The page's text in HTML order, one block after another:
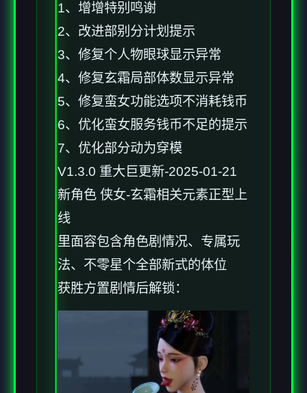
1、增增特别鸣谢
2、改进部别分计划提示
3、修复个人物眼球显示异常
4、修复玄霜局部体数显示异常
5、修复蛮女功能选项不消耗钱币
6、优化蛮女服务钱币不足的提示
7、优化部分动为穿模
V1.3.0 重大巨更新-2025-01-21
新角色 侠女-玄霜相关元素正型上
线
里面容包含角色剧情况、专属玩
法、不零星个全部新式的体位
获胜方置剧情后解锁：